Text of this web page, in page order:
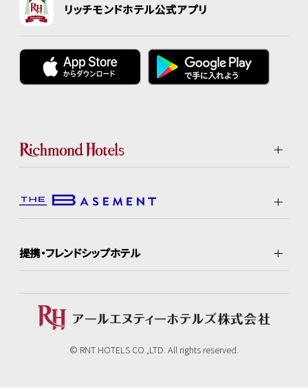
リッチモンドホテル公式アプリ
提携・フレンドシップホテル
© RNT HOTELS CO.,LTD. All rights reserved.